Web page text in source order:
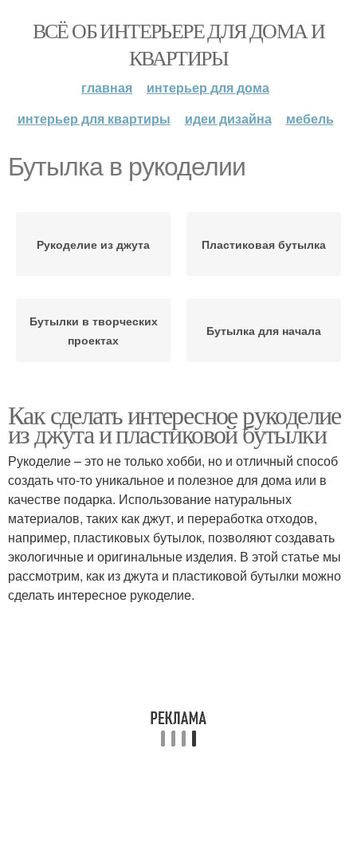
ВСЁ ОБ ИНТЕРЬЕРЕ ДЛЯ ДОМА И
КВАРТИРЫ
главная
интерьер для дома
интерьер для квартиры
идеи дизайна мебель
Бутылка в рукоделии
Рукоделие из джута Пластиковая бутылка
Бутылки в творческих
проектах
Бутылка для начала
Как сделать интересное рукоделие
из джута и пластиковой бутылки
Рукоделие – это не только хобби, но и отличный способ
создать что-то уникальное и полезное для дома или в
качестве подарка. Использование натуральных
материалов, таких как джут, и переработка отходов,
например, пластиковых бутылок, позволяют создавать
экологичные и оригинальные изделия. В этой статье мы
рассмотрим, как из джута и пластиковой бутылки можно
сделать интересное рукоделие.